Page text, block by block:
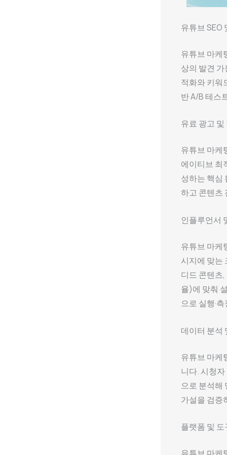
유튜브 SEO
유튜브 마케
상의 발견 가
적화와 키워
반 A/B 테스
유료 광고
유튜브 마케
에이티브 최
성하는 핵심
하고 콘텐츠
인플루언서
유튜브 마케
시지에 맞는
디드 콘텐츠,
율)에 맞춰
으로 실행·
데이터 분석
유튜브 마케
니다. 시청
으로 분석해
가설을 검증
플랫폼 및